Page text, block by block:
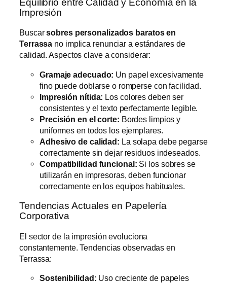
Equilibrio entre Calidad y Economía en la
Impresión
Buscarsobres personalizados baratos en
Terrassa no implica renunciar a estándares de
calidad. Aspectos clave a considerar:
Gramaje adecuado: Un papel excesivamente
fino puede doblarse o romperse con facilidad.
Impresión nítida: Los colores deben ser
consistentes y el texto perfectamente legible.
Precisión en el corte: Bordes limpios y
uniformes en todos los ejemplares.
Adhesivo de calidad: La solapa debe pegarse
correctamente sin dejar residuos indeseados.
Compatibilidad funcional: Si los sobres se
utilizarán en impresoras, deben funcionar
correctamente en los equipos habituales.
Tendencias Actuales en Papelería
Corporativa
El sector de la impresión evoluciona
constantemente. Tendencias observadas en
Terrassa:
Sostenibilidad: Uso creciente de papeles